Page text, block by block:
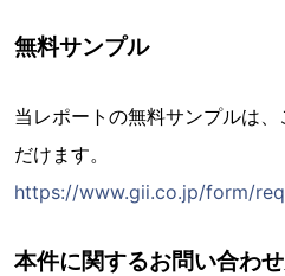
無料サンプル
当レポートの無料サンプルは
だけます。
https://www.gii.co.jp/form/
本件に関するお問い合わ